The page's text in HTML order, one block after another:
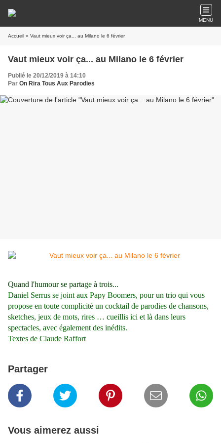
MENU
Accueil » Vaut mieux voir ça... au Milano le 6 février
Vaut mieux voir ça... au Milano le 6 février
Publié le 20/12/2019 à 14:10
Par On Rira Tous Aux Parodies
Quand l'humour se partage à trois...
Daniel Serrus se joint aux Papy Boomers, pour un trio qui vous
propose en toute complicité un cocktail de parodies de chansons,
sketches, jeux de mots, rires … cueillis ici et là dans leurs
spectacles, avec également des inédits.
Textes de Claude Raffort
Partager
Vous aimerez aussi